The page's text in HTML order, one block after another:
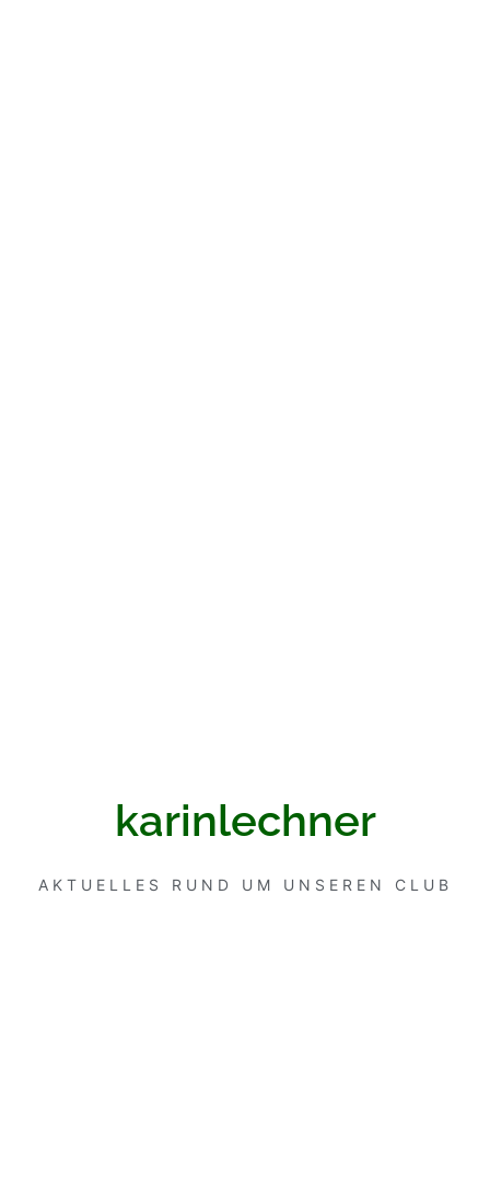
karinlechner
AKTUELLES RUND UM UNSEREN CLUB